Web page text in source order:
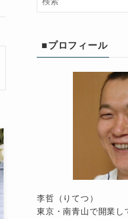
■プロフィール
李哲（りてつ）
東京・南青山で開業し